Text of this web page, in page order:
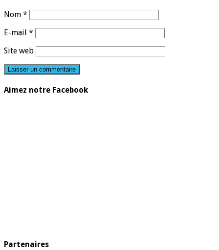
Nom *
E-mail *
Site web
Aimez notre Facebook
Partenaires